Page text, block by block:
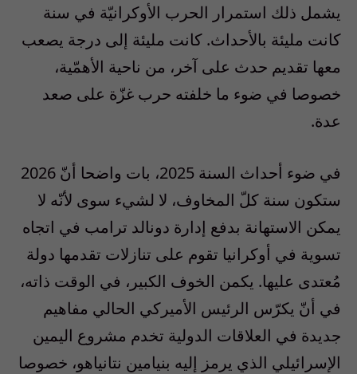
يشمل ذلك استمرار الحرب الأوكرانيّة في سنة
كانت مليئة بالأحداث. كانت مليئة إلى درجة يصعب
معها تقديم حدث على آخر، من ناحية الأهمّية،
خصوصا في ضوء ما خلفته حرب غزّة على صعد
عدة.
في ضوء أحداث السنة 2025، بات واضحا أنّ 2026
ستكون سنة كلّ المخاوف، لا لشيء سوى لأنّه لا
يمكن الاستهانة بدفع إدارة دونالد ترامب في اتجاه
تسوية في أوكرانيا تقوم على تنازلات تقدمها دولة
مُعتدى عليها. يكمن الخوف الكبير، في الوقت ذاته،
في أنّ يكرّس الرئيس الأميركي الحالي مفاهيم
جديدة في العلاقات الدولية تخدم مشروع اليمين
الإسرائيلي الذي يرمز إليه بنيامين نتانياهو، خصوصا